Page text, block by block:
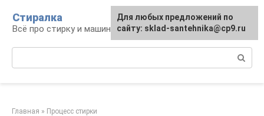
контенту
Стиралка
Всё про стирку и машинки
Главная » Процесс стирки
Для любых предложений по
сайту: sklad-santehnika@cp9.ru